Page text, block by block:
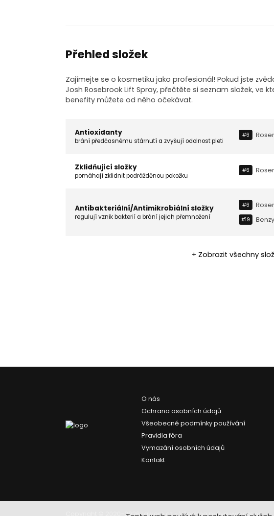
Přehled složek
Zajímejte se o kosmetiku jako profesionál! Pokud jste
Josh Rosebrook Lift Spray, přečtěte si seznam složek, ve
benefity můžete od něho očekávat.
Antioxidanty
brání předčasnému stárnutí a zvyšují odolnost pleti
#6
Zklidňující složky
pomáhají zklidnit podrážděnou pokožku
#6
Antibakteriální/Antimikrobiální složky
regulují vznik bakterií a brání jejich přemnožení
#6
#19
+ Zobrazit všechny
O nás
Ochrana osobních údajů
Všeobecné podmínky používání
Pravidla fóra
Vymazání osobních údajů
Kontakt
Copyright © 2020-2026 Lakrem.cz - Všechna práva vyhrazena